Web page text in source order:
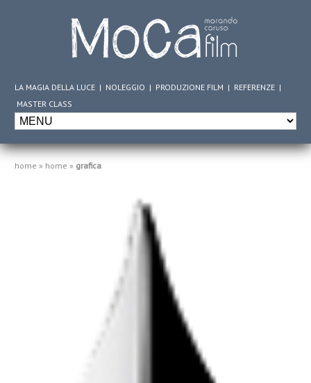
LA MAGIA DELLA LUCE | NOLEGGIO | PRODUZIONE FILM | REFERENZE |
MASTER CLASS
home » home » grafica